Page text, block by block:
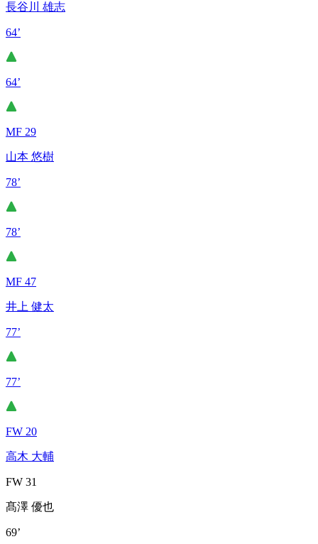
長谷川 雄志
64’
64’
MF 29
山本 悠樹
78’
78’
MF 47
井上 健太
77’
77’
FW 20
高木 大輔
FW 31
髙澤 優也
69’